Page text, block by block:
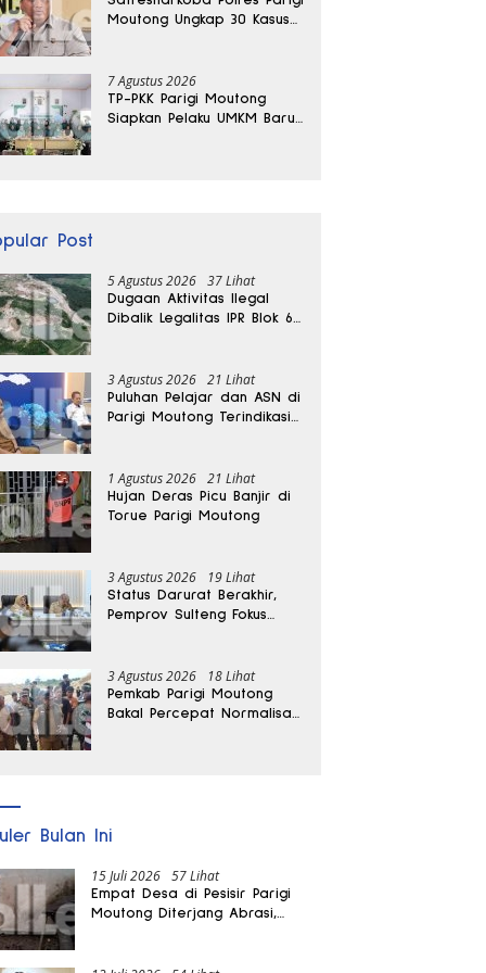
Moutong Ungkap 30 Kasus
7 Agustus 2026
TP-PKK Parigi Moutong
Siapkan Pelaku UMKM Baru
Post
5 Agustus 2026 37 Lihat
Dugaan Aktivitas Ilegal
Dibalik Legalitas IPR Blok 6
3 Agustus 2026 21 Lihat
Puluhan Pelajar dan ASN di
Parigi Moutong Terindikasi
1 Agustus 2026 21 Lihat
Hujan Deras Picu Banjir di
Torue Parigi Moutong
3 Agustus 2026 19 Lihat
Status Darurat Berakhir,
Pemprov Sulteng Fokus
3 Agustus 2026 18 Lihat
Pemkab Parigi Moutong
Bakal Percepat Normalisasi
Bulan Ini
15 Juli 2026 57 Lihat
Empat Desa di Pesisir Parigi
Moutong Diterjang Abrasi,